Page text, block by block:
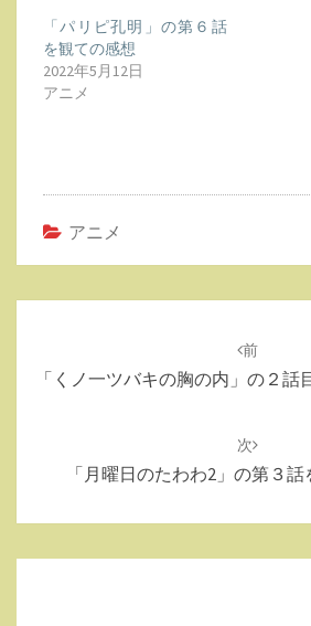
「パリピ孔明」の第６話
を観ての感想
2022年5月12日
アニメ
アニメ
前
「くノ一ツバキの胸の内」の２話
次
「月曜日のたわわ2」の第３話